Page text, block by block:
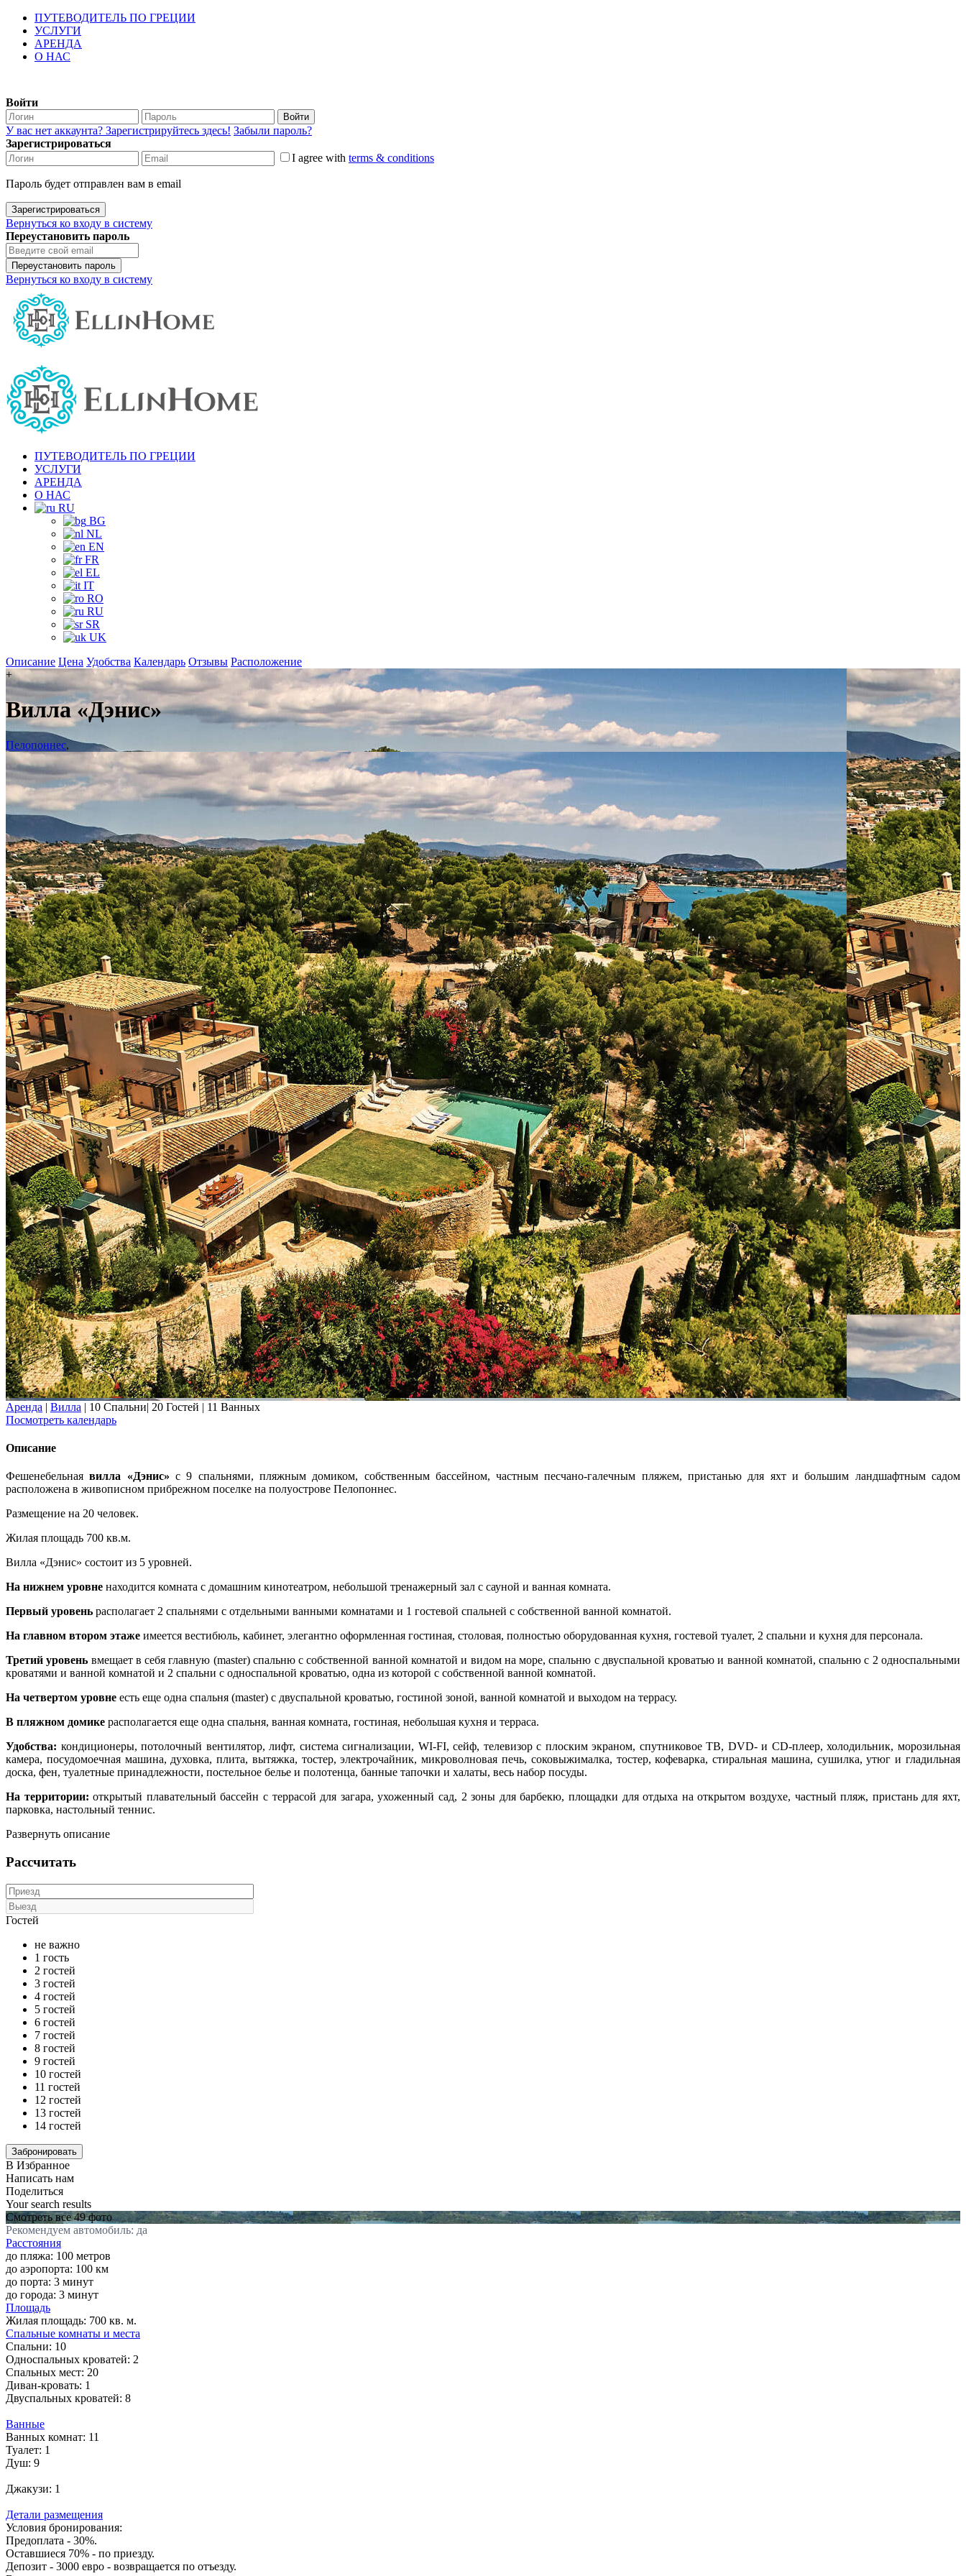
ПУТЕВОДИТЕЛЬ ПО ГРЕЦИИ
УСЛУГИ
АРЕНДА
О НАС
Войти
Войти
У вас нет аккаунта? Зарегистрируйтесь здесь! Забыли пароль?
Зарегистрироваться
I agree with terms & conditions
Пароль будет отправлен вам в email
Зарегистрироваться
Вернуться ко входу в систему
Переустановить пароль
Переустановить пароль
Вернуться ко входу в систему
ПУТЕВОДИТЕЛЬ ПО ГРЕЦИИ
УСЛУГИ
АРЕНДА
О НАС
RU
BG
NL
EN
FR
EL
IT
RO
RU
SR
UK
Описание Цена Удобства Календарь Отзывы Расположение
+
Вилла «Дэнис»
Пелопоннес,
Аренда | Вилла | 10 Спальни| 20 Гостей | 11 Ванных
Посмотреть календарь
Описание
Фешенебельнаявилла «Дэнис» с 9 спальнями, пляжным домиком, собственным бассейном, частным песчано-галечным пляжем, пристанью для яхт и большим ландшафтным садом
расположена в живописном прибрежном поселке на полуострове Пелопоннес.
Размещение на 20 человек.
Жилая площадь 700 кв.м.
Вилла «Дэнис» состоит из 5 уровней.
На нижнем уровне находится комната с домашним кинотеатром, небольшой тренажерный зал с сауной и ванная комната.
Первый уровень располагает 2 спальнями с отдельными ванными комнатами и 1 гостевой спальней с собственной ванной комнатой.
На главном втором этаже имеется вестибюль, кабинет, элегантно оформленная гостиная, столовая, полностью оборудованная кухня, гостевой туалет, 2 спальни и кухня для персонала.
Третий уровень вмещает в себя главную (master) спальню с собственной ванной комнатой и видом на море, спальню с двуспальной кроватью и ванной комнатой, спальню с 2 односпальными
кроватями и ванной комнатой и 2 спальни с односпальной кроватью, одна из которой с собственной ванной комнатой.
На четвертом уровне есть еще одна спальня (master) с двуспальной кроватью, гостиной зоной, ванной комнатой и выходом на террасу.
В пляжном домике располагается еще одна спальня, ванная комната, гостиная, небольшая кухня и терраса.
Удобства: кондиционеры, потолочный вентилятор, лифт, система сигнализации, WI-FI, сейф, телевизор с плоским экраном, спутниковое ТВ, DVD- и CD-плеер, холодильник, морозильная
камера, посудомоечная машина, духовка, плита, вытяжка, тостер, электрочайник, микроволновая печь, соковыжималка, тостер, кофеварка, стиральная машина, сушилка, утюг и гладильная
доска, фен, туалетные принадлежности, постельное белье и полотенца, банные тапочки и халаты, весь набор посуды.
На территории: открытый плавательный бассейн с террасой для загара, ухоженный сад, 2 зоны для барбекю, площадки для отдыха на открытом воздухе, частный пляж, пристань для яхт,
парковка, настольный теннис.
Развернуть описание
Рассчитать
Гостей
не важно
1 гость
2 гостей
3 гостей
4 гостей
5 гостей
6 гостей
7 гостей
8 гостей
9 гостей
10 гостей
11 гостей
12 гостей
13 гостей
14 гостей
В Избранное
Написать нам
Поделиться
Your search results
Смотреть все 49 фото
Рекомендуем автомобиль: да
Расстояния
до пляжа: 100 метров
до аэропорта: 100 км
до порта: 3 минут
до города: 3 минут
Площадь
Жилая площадь: 700 кв. м.
Спальные комнаты и места
Спальни: 10
Односпальных кроватей: 2
Спальных мест: 20
Диван-кровать: 1
Двуспальных кроватей: 8
Ванные
Ванных комнат: 11
Туалет: 1
Душ: 9
Джакузи: 1
Детали размещения
Условия бронирования:
Предоплата - 30%.
Оставшиеся 70% - по приезду.
Депозит - 3000 евро - возвращается по отъезду.